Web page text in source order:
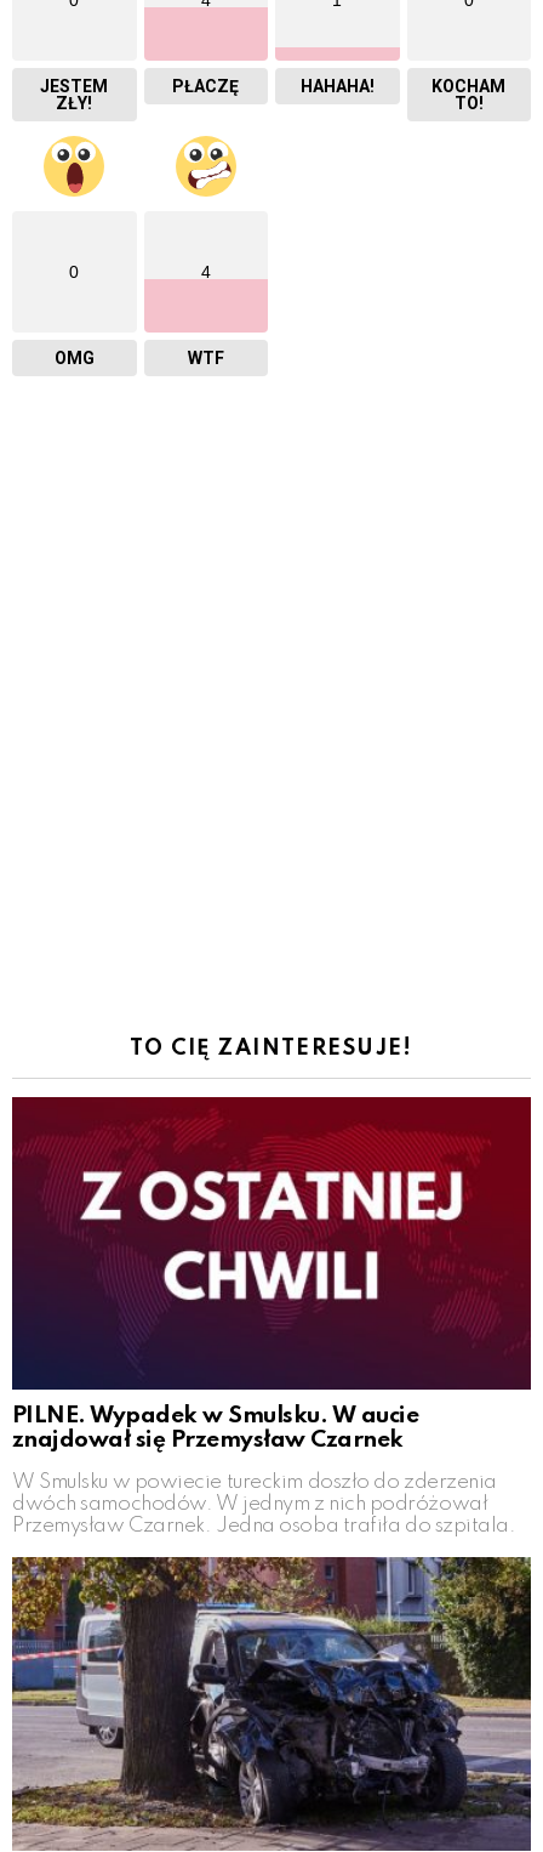
JESTEM
ZŁY!
PŁACZĘ HAHAHA!
KOCHAM
TO!
0
OMG
4
WTF
TO CIĘ ZAINTERESUJE!
PILNE. Wypadek w Smulsku. W aucie
znajdował się Przemysław Czarnek
W Smulsku w powiecie tureckim doszło do zderzenia
dwóch samochodów. W jednym z nich podróżował
Przemysław Czarnek. Jedna osoba trafiła do szpitala.